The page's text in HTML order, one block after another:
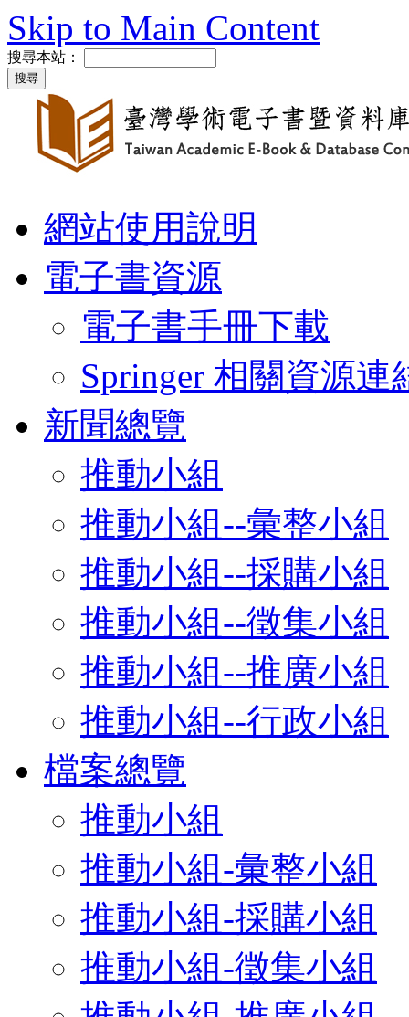
Skip to Main Content
搜尋本站：
網站使用說明
電子書資源
電子書手冊下載
Springer 相關資源連
新聞總覽
推動小組
推動小組--彙整小組
推動小組--採購小組
推動小組--徵集小組
推動小組--推廣小組
推動小組--行政小組
檔案總覽
推動小組
推動小組-彙整小組
推動小組-採購小組
推動小組-徵集小組